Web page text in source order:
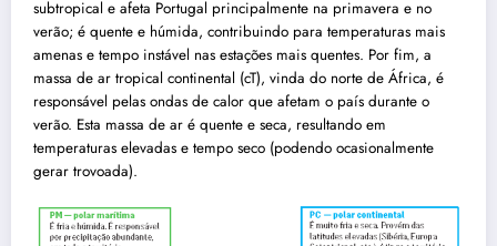
subtropical e afeta Portugal principalmente na primavera e no
verão; é quente e húmida, contribuindo para temperaturas mais
amenas e tempo instável nas estações mais quentes. Por fim, a
massa de ar tropical continental (cT), vinda do norte de África, é
responsável pelas ondas de calor que afetam o país durante o
verão. Esta massa de ar é quente e seca, resultando em
temperaturas elevadas e tempo seco (podendo ocasionalmente
gerar trovoada).